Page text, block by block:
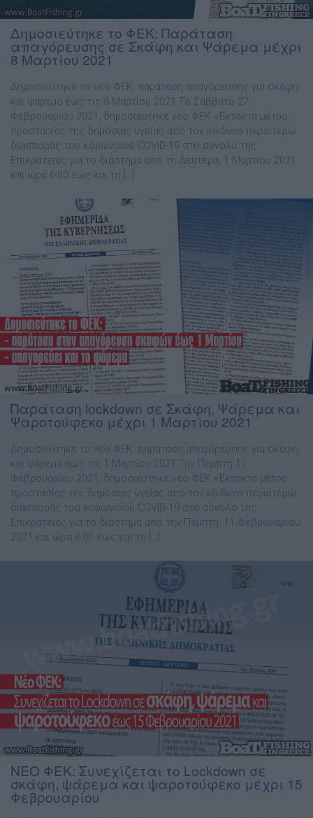
Δημοσιεύτηκε το ΦΕΚ: Παράταση
απαγόρευσης σε Σκάφη και Ψάρεμα μέχρι
8 Μαρτίου 2021
Δημοσιεύτηκε το νέο ΦΕΚ: παράταση απαγόρευσης για σκάφη
και ψάρεμα έως τις 8 Μαρτίου 2021 Το Σάββατο 27
Φεβρουαρίου 2021, δημοσιεύτηκε νέο ΦΕΚ «Έκτακτα μέτρα
προστασίας της δημόσιας υγείας από τον κίνδυνο περαιτέρω
διασποράς του κορωνοϊού COVID-19 στο σύνολο της
Επικράτειας για το διάστημα από τη Δευτέρα, 1 Μαρτίου 2021
και ώρα 6:00 έως και τη […]
Παράταση lockdown σε Σκάφη, Ψάρεμα και
Ψαροτούφεκο μέχρι 1 Μαρτίου 2021
Δημοσιεύτηκε το νέο ΦΕΚ: παράταση απαγόρευσης για σκάφη
και ψάρεμα έως τις 1 Μαρτίου 2021 Την Πέμπτη 11
Φεβρουαρίου 2021, δημοσιεύτηκε νέο ΦΕΚ «Έκτακτα μέτρα
προστασίας της δημόσιας υγείας από τον κίνδυνο περαιτέρω
διασποράς του κορωνοϊού COVID-19 στο σύνολο της
Επικράτειας για το διάστημα από την Πέμπτη, 11 Φεβρουαρίου
2021 και ώρα 6:00 έως και τη […]
ΝΕΟ ΦΕΚ: Συνεχίζεται το Lockdown σε
σκάφη, ψάρεμα και ψαροτούφεκο μέχρι 15
Φεβρουαρίου